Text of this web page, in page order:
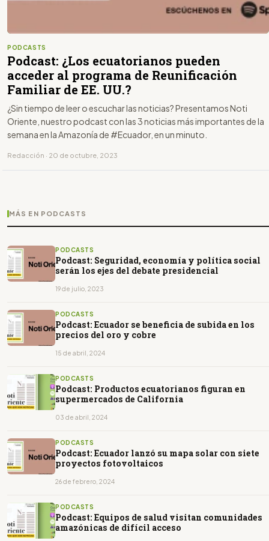
PODCASTS
Podcast: ¿Los ecuatorianos pueden
acceder al programa de Reunificación
Familiar de EE. UU.?
¿Sin tiempo de leer o escuchar las noticias? Presentamos Noti
Oriente, nuestro podcast con las 3 noticias más importantes de la
semana en la Amazonía de #Ecuador, en un minuto.
Redacción · 20 de octubre, 2023
MÁS EN PODCASTS
PODCASTS
Podcast: Seguridad, economía y política social
serán los ejes del debate presidencial
19 de julio, 2023
PODCASTS
Podcast: Ecuador se beneficia de subida en los
precios del oro y cobre
15 de abril, 2024
PODCASTS
Podcast: Productos ecuatorianos figuran en
supermercados de California
03 de abril, 2024
PODCASTS
Podcast: Ecuador lanzó su mapa solar con siete
proyectos fotovoltaicos
26 de febrero, 2024
PODCASTS
Podcast: Equipos de salud visitan comunidades
amazónicas de difícil acceso